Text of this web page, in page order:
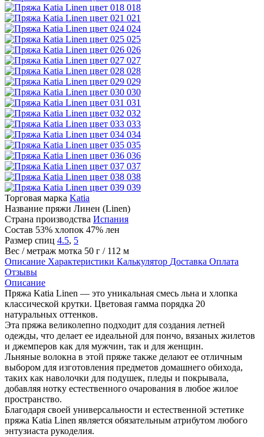
018
021
024
025
026
027
028
029
030
031
032
033
034
035
036
037
038
039
Торговая марка Katia
Название пряжи Линен (Linen)
Страна производства Испания
Состав 53% хлопок 47% лен
Размер спиц 4.5, 5
Вес / метраж мотка 50 г / 112 м
Описание Характеристики Калькулятор Доставка Оплата
Отзывы
Описание
Пряжа Katia Linen — это уникальная смесь льна и хлопка
классической крутки. Цветовая гамма порядка 20
натуральных оттенков.
Эта пряжа великолепно подходит для создания летней
одежды, что делает ее идеальной для пончо, вязаных жилетов
и джемперов как для мужчин, так и для женщин.
Льняные волокна в этой пряже также делают ее отличным
выбором для изготовления предметов домашнего обихода,
таких как наволочки для подушек, пледы и покрывала,
добавляя нотку естественного очарования в любое жилое
пространство.
Благодаря своей универсальности и естественной эстетике
пряжа Katia Linen является обязательным атрибутом любого
энтузиаста рукоделия.